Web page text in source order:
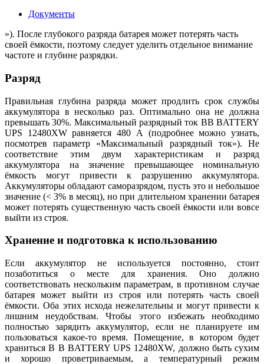
Документы
»). После глубокого разряда батарея может потерять часть
своей ёмкости, поэтому следует уделить отдельное внимание
частоте и глубине разрядки.
Разряд
Правильная глубина разряда может продлить срок службы
аккумулятора в несколько раз. Оптимально она не должна
превышать 30%. Максимальный разрядный ток BB BATTERY
UPS 12480XW равняется 480 А (подробнее можно узнать,
посмотрев параметр «Максимальный разрядный ток»). Не
соответствие этим двум характеристикам и разряд
аккумулятора на значение превышающее номинальную
ёмкость могут привести к разрушению аккумулятора.
Аккумуляторы обладают саморазрядом, пусть это и небольшое
значение (< 3% в месяц), но при длительном хранении батарея
может потерять существенную часть своей ёмкости или вовсе
выйти из строя.
Хранение и подготовка к использованию
Если аккумулятор не используется постоянно, стоит
позаботиться о месте для хранения. Оно должно
соответствовать нескольким параметрам, в противном случае
батарея может выйти из строя или потерять часть своей
ёмкости. Оба этих исхода нежелательны и могут привести к
лишним неудобствам. Чтобы этого избежать необходимо
полностью зарядить аккумулятор, если не планируете им
пользоваться какое-то время. Помещение, в котором будет
храниться B B BATTERY UPS 12480XW, должно быть сухим
и хорошо проветриваемым, а температурный режим